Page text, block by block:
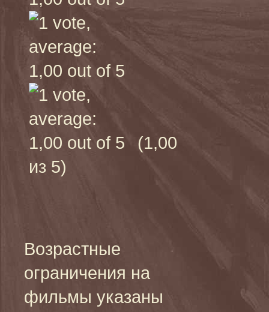
(1,00
из 5)
Возрастные
ограничения на
фильмы указаны